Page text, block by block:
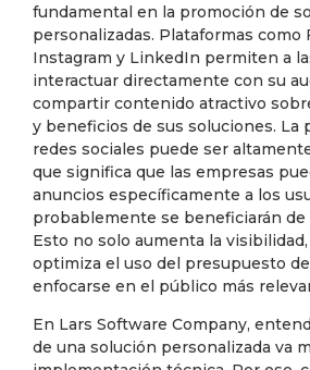
fundamental en la promoción de
personalizadas. Plataformas como
Instagram y LinkedIn permiten a
interactuar directamente con su
compartir contenido atractivo
y beneficios de sus soluciones. La
redes sociales puede ser
que significa que las empresas
anuncios específicamente a los
probablemente se beneficiarán de
Esto no solo aumenta la
optimiza el uso del presupuesto
enfocarse en el público más
En Lars Software Company,
de una solución personalizada va